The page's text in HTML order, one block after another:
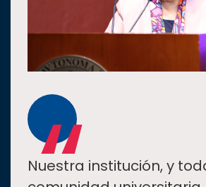
Nuestra institución, y